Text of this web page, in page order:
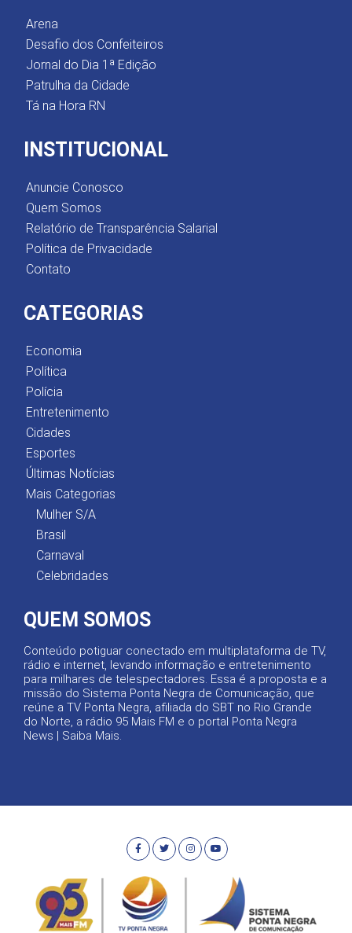
Arena
Desafio dos Confeiteiros
Jornal do Dia 1ª Edição
Patrulha da Cidade
Tá na Hora RN
INSTITUCIONAL
Anuncie Conosco
Quem Somos
Relatório de Transparência Salarial
Política de Privacidade
Contato
CATEGORIAS
Economia
Política
Polícia
Entretenimento
Cidades
Esportes
Últimas Notícias
Mais Categorias
Mulher S/A
Brasil
Carnaval
Celebridades
QUEM SOMOS
Conteúdo potiguar conectado em multiplataforma de TV,
rádio e internet, levando informação e entretenimento
para milhares de telespectadores. Essa é a proposta e a
missão do Sistema Ponta Negra de Comunicação, que
reúne a TV Ponta Negra, afiliada do SBT no Rio Grande
do Norte, a rádio 95 Mais FM e o portal Ponta Negra
News | Saiba Mais.